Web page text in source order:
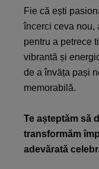
Fie că ești
încerci ceva nou,
pentru a petrece
vibrantă și
de a învăța pași
memorabilă.​​
Te așteptăm să
transformăm
adevărată